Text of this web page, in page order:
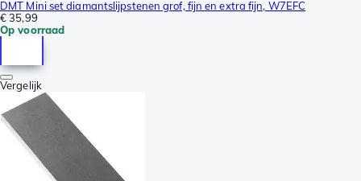
DMT Mini set diamantslijpstenen grof, fijn en extra fijn, W7EFC
€ 35,99
Op voorraad
Vergelijk